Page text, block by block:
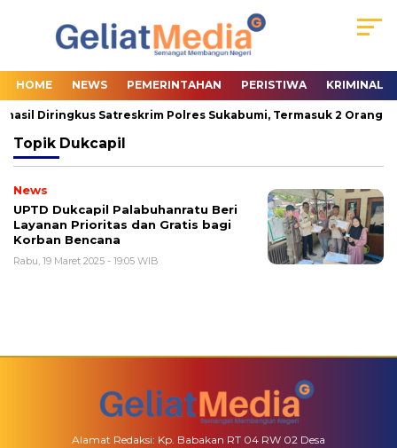
HOME NEWS PEMERINTAHAN PERISTIWA KRIMINAL
Diringkus Satreskrim Polres Sukabumi, Termasuk 2 Orang
Topik Dukcapil
News
UPTD Dukcapil Palabuhanratu Beri
Layanan Prioritas dan Gratis bagi
Korban Bencana
Rabu, 19 Maret 2025 - 19:05 WIB
Alamat Redaksi: Kp. Babakan RT 04 RW 02 Desa